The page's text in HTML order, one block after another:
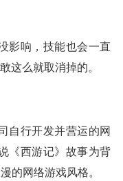
影响，技能也会一直
这么就取消掉的。
自行开发并营运的网
《西游记》故事为背
的网络游戏风格。